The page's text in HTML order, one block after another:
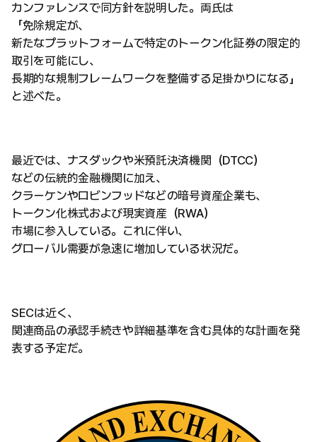
カンファレンスで同方針を説明した。両氏は
「免除規定が、
新たなプラットフォームで特定のトークン化証券の限定的
取引を可能にし、
長期的な規制フレームワークを整備する足掛かりになる」
と述べた。
最近では、ナスダックや米預託決済機関（DTCC）
などの伝統的金融機関に加え、
クラーケンやロビンフッドなどの暗号資産企業も、
トークン化株式および現実資産（RWA）
市場に参入している。これに伴い、
グローバル需要が急速に増加している状況だ。
SECは近く、
関連商品の承認手続きや詳細基準を含む具体的な計画を発
表する予定だ。